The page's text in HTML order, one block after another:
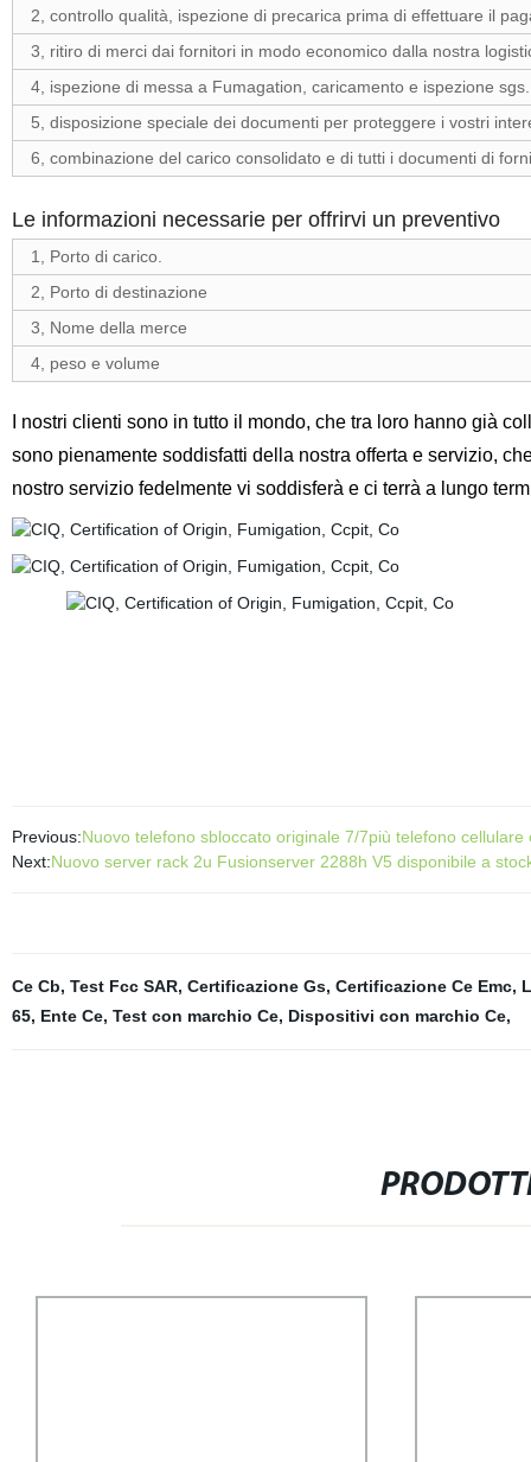
2, controllo qualità, ispezione di precarica prima di effettuare il
3, ritiro di merci dai fornitori in modo economico dalla nostra
4, ispezione di messa a Fumagation, caricamento e ispezione sgs.
5, disposizione speciale dei documenti per proteggere i vostri
6, combinazione del carico consolidato e di tutti i documenti di
Le informazioni necessarie per offrirvi un preventivo
1, Porto di carico.
2, Porto di destinazione
3, Nome della merce
4, peso e volume
I nostri clienti sono in tutto il mondo, che tra loro hanno già
sono pienamente soddisfatti della nostra offerta e servizio,
nostro servizio fedelmente vi soddisferà e ci terrà a lungo
Previous:Nuovo telefono sbloccato originale 7/7più telefono cellulare
Next:Nuovo server rack 2u Fusionserver 2288h V5 disponibile a
Ce Cb, Test Fcc SAR, Certificazione Gs, Certificazione Ce Emc,
65, Ente Ce, Test con marchio Ce, Dispositivi con marchio Ce,